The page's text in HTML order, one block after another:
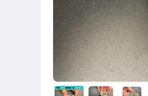
玩具、模型與公仔
偶像、球員卡與郵幣
男性精品與服飾
女裝與服飾配件
手錶與飾品配件